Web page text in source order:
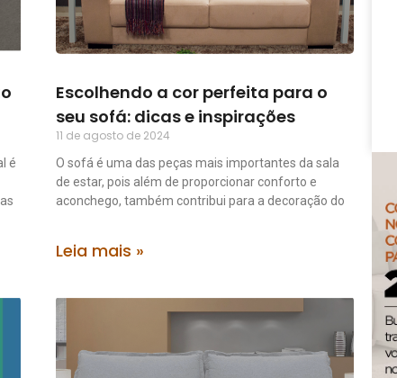
é
Escolhendo a cor perfeita para o
seu sofá: dicas e inspirações
11 de agosto de 2024
O sofá é uma das peças mais importantes da sala
de estar, pois além de proporcionar conforto e
aconchego, também contribui para a decoração do
Leia mais »